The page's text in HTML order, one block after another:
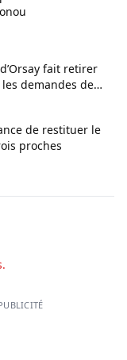
fait retirer
demandes de
de restituer le
proches